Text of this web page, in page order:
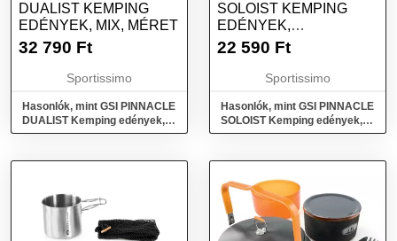
DUALIST KEMPING
EDÉNYEK, MIX, MÉRET
32 790 Ft
Sportissimo
Hasonlók, mint GSI PINNACLE
DUALIST Kemping edények,
mix, méret
SOLOIST KEMPING
EDÉNYEK,
SÖTÉTSZÜRKE,
22 590 Ft
Sportissimo
Hasonlók, mint GSI PINNACLE
SOLOIST Kemping edények,
sötétszürke, méret